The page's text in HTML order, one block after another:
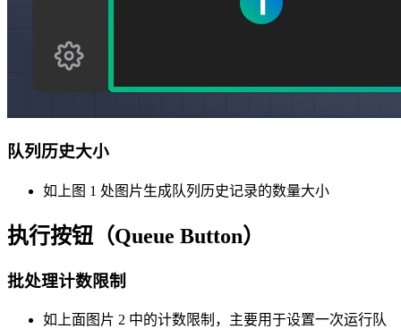
队列历史大小
如上图 1 处图片生成队列历史记录的数量大小
执行按钮（Queue Button）
批处理计数限制
如上面图片 2 中的计数限制，主要用于设置一次运行队